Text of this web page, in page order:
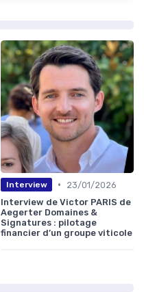
Interview •
23/01/2026
Interview de Victor PARIS de
Aegerter Domaines &
Signatures : pilotage
financier d’un groupe viticole